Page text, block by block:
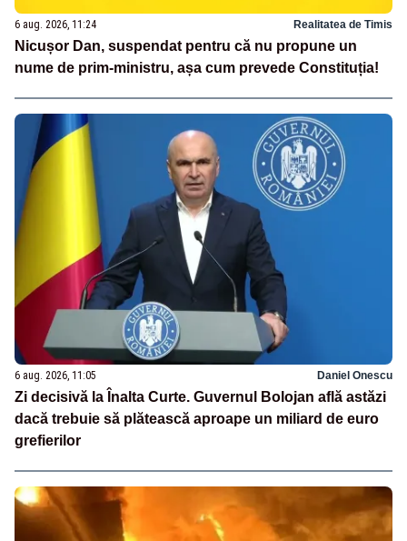
6 aug. 2026, 11:24 Realitatea de Timis
Nicușor Dan, suspendat pentru că nu propune un
nume de prim-ministru, așa cum prevede Constituția!
6 aug. 2026, 11:05 Daniel Onescu
Zi decisivă la Înalta Curte. Guvernul Bolojan află astăzi
dacă trebuie să plătească aproape un miliard de euro
grefierilor